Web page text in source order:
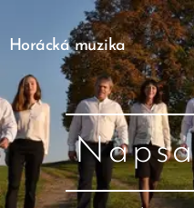
Horácká muzika